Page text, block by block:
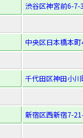
渋谷区神宮前6-7-
中央区日本橋本
千代田区神田小
新宿区西新宿7-